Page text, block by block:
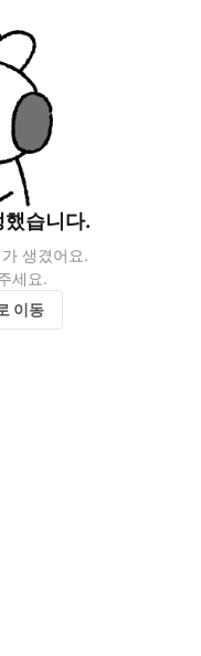
했습니다.
생겼어요.
세요.
이동